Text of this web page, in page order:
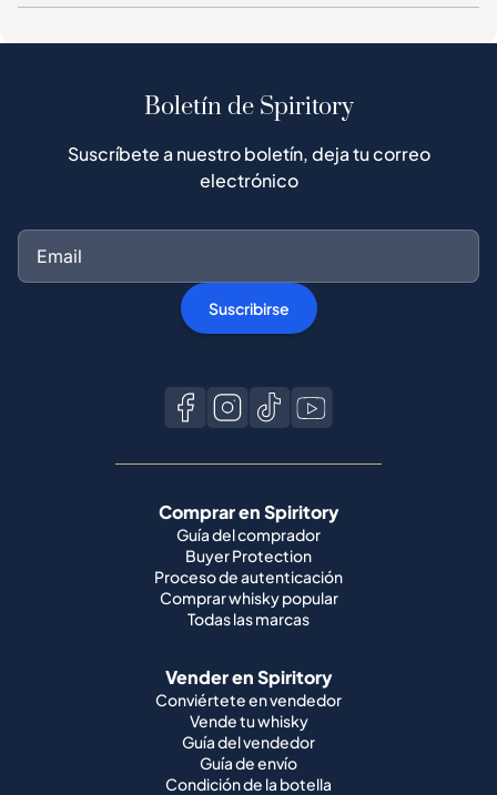
Boletín de Spiritory
Suscríbete a nuestro boletín, deja tu correo
electrónico
Suscribirse
Comprar en Spiritory
Guía del comprador
Buyer Protection
Proceso de autenticación
Comprar whisky popular
Todas las marcas
Vender en Spiritory
Conviértete en vendedor
Vende tu whisky
Guía del vendedor
Guía de envío
Condición de la botella